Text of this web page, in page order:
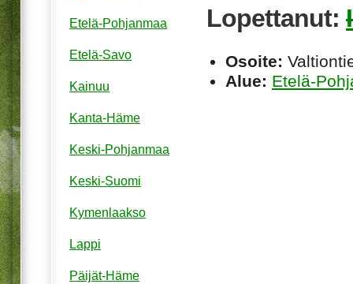
Lopettanut:
Osoite:
Alue: Etelä-
Etelä-Pohjanmaa
Etelä-Savo
Kainuu
Kanta-Häme
Keski-Pohjanmaa
Keski-Suomi
Kymenlaakso
Lappi
Päijät-Häme